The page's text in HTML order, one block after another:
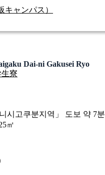
ャンパス）
Dai-ni Gakusei Ryo
寮
시고쿠분지역」 도보 약 7분
㎡